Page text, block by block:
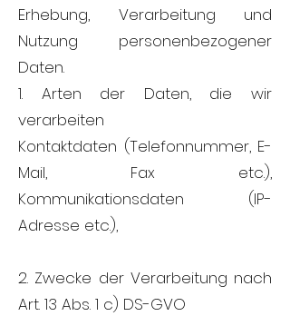
Erhebung, Verarbeitung und
Nutzung personenbezogener
Daten.
1. Arten der Daten, die wir
verarbeiten
Kontaktdaten (Telefonnummer, E-
Mail, Fax etc.),
Kommunikationsdaten (IP-
Adresse etc.),
2. Zwecke der Verarbeitung nach
Art. 13 Abs. 1 c) DS-GVO